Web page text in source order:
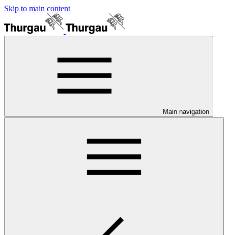
Skip to main content
Main navigation